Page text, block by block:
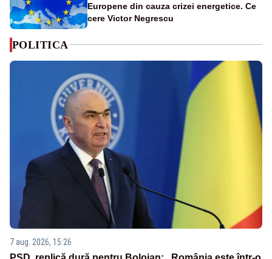
Europene din cauza crizei energetice. Ce
cere Victor Negrescu
POLITICA
7 aug. 2026, 15:26